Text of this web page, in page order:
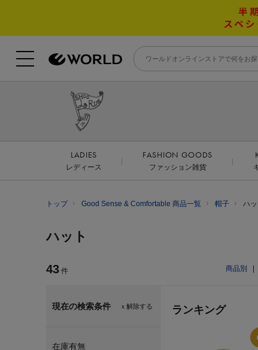
LADIES
レディース
FASHION GOODS
ファッション雑貨
トップ Good Sense & Comfortable 商品一覧 帽子 ハッ
ハット
43 件 商品別
ｘ解除する
現在の検索条件
在庫有無
ランキング